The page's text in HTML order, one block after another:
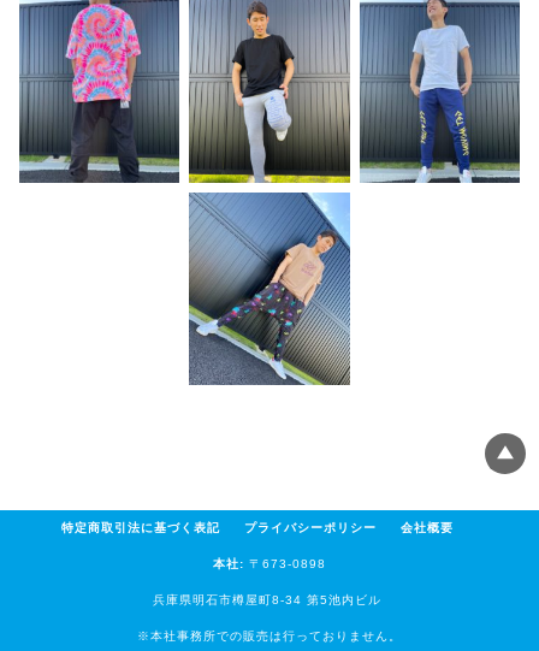
特定商取引法に基づく表記 プライバシーポリシー 会社概要
本社: 〒673-0898
兵庫県明石市樽屋町8-34 第5池内ビル
※本社事務所での販売は行っておりません。